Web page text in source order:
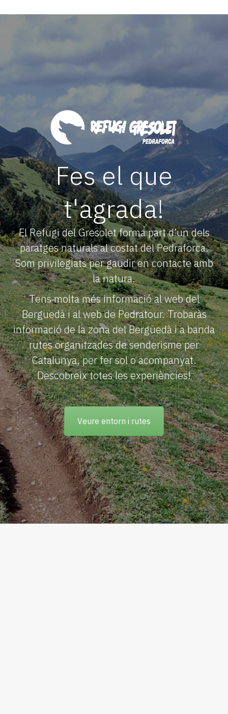
Fes el que
t'agrada!
El Refugi del Gresolet forma part d’un dels
paratges naturals al costat del Pedraforca.
Som privilegiats per gaudir en contacte amb
la natura.
Tens molta més informació al web del
Berguedà i al web de Pedratour. Trobaràs
informació de la zona del Berguedà i a banda
rutes organitzades de senderisme per
Catalunya, per fer sol o acompanyat.
Descobreix totes les experiències!
Veure entorn i rutes